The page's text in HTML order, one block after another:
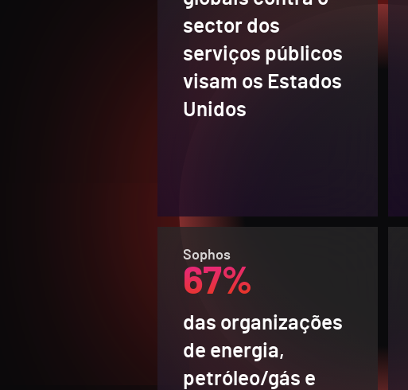
sector dos
serviços públicos
visam os Estados
Unidos
Sophos
67%
das organizações
de energia,
petróleo/gás e